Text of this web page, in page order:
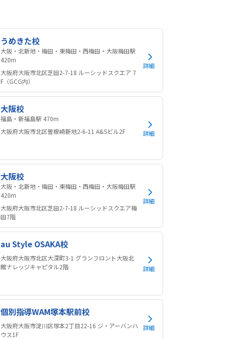
うめきた校
大阪・北新地・梅田・東梅田・西梅田・大阪梅田駅
420m
大阪府大阪市北区芝田2-7-18 ルーシッドスクエア 7
F（GCG内）
詳細
大阪校
福島・新福島駅 470m
大阪府大阪市北区曽根崎新地2-6-11 A&Sビル2F
詳細
大阪校
大阪・北新地・梅田・東梅田・西梅田・大阪梅田駅
420m
大阪府大阪市北区芝田2-7-18 ルーシッドスクエア梅
田7階
詳細
au Style OSAKA校
大阪府大阪市北区大深町3-1 グランフロント大阪北
館ナレッジキャピタル2階
詳細
個別指導WAM塚本駅前校
大阪府大阪市淀川区塚本2丁目22-16 ジ・アーバンハ
ウス1F
詳細